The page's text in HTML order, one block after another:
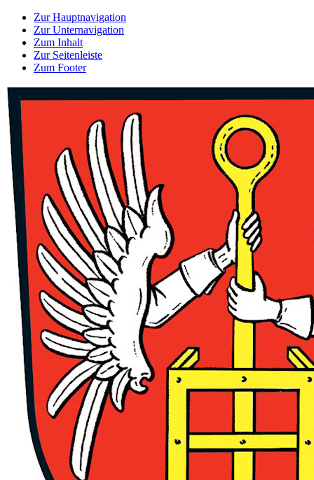
Zur Hauptnavigation
Zur Unternavigation
Zum Inhalt
Zur Seitenleiste
Zum Footer